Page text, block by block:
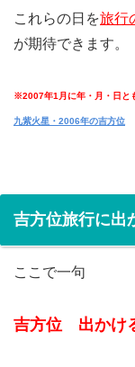
これらの日を旅行
が期待できます。
※2007年1月に年・月・日
九紫火星・2006年の吉方位
吉方位旅行に出
ここで一句
吉方位 出かけ